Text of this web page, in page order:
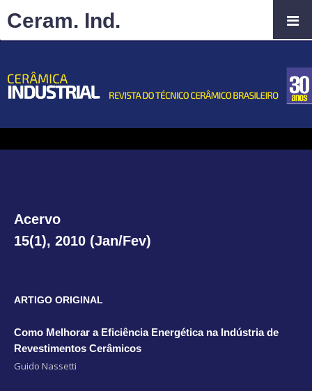
Acervo
15(1), 2010 (Jan/Fev)
ARTIGO ORIGINAL
Como Melhorar a Eficiência Energética na Indústria de
Revestimentos Cerâmicos
Guido Nassetti
Ceram. Ind.